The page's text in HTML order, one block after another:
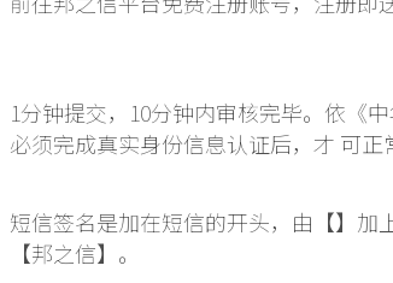
1分钟提交，10分钟内审核完毕。依《
必须完成真实身份信息认证后，才 可正
短信签名是加在短信的开头，由【】加
【邦之信】。